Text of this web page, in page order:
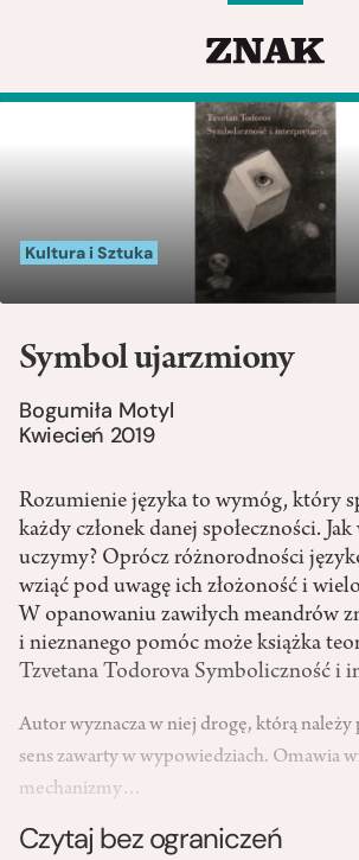
Kultura i Sztuka
Symbol ujarzmiony
Bogumiła Motyl
Kwiecień 2019
Rozumienie języka to wymóg, który
każdy członek danej społeczności.
uczymy? Oprócz różnorodności
wziąć pod uwagę ich złożoność i
W opanowaniu zawiłych meandrów
i nieznanego pomóc może książka
Tzvetana Todorova Symboliczność i
Autor wyznacza w niej drogę, którą należy
sens zawarty w wypowiedziach. Omawia
mechanizmy…
Czytaj bez ograniczeń